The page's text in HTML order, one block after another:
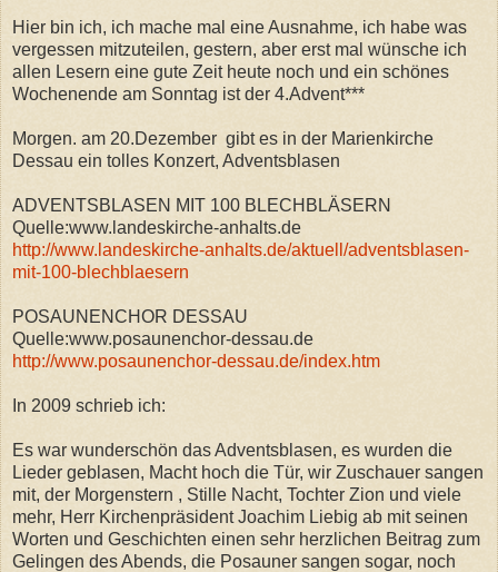
Hier bin ich, ich mache mal eine Ausnahme, ich habe was
vergessen mitzuteilen, gestern, aber erst mal wünsche ich
allen Lesern eine gute Zeit heute noch und ein schönes
Wochenende am Sonntag ist der 4.Advent***
Morgen. am 20.Dezember gibt es in der Marienkirche
Dessau ein tolles Konzert, Adventsblasen
ADVENTSBLASEN MIT 100 BLECHBLÄSERN
Quelle:www.landeskirche-anhalts.de
http://www.landeskirche-anhalts.de/aktuell/adventsblasen-
mit-100-blechblaesern
POSAUNENCHOR DESSAU
Quelle:www.posaunenchor-dessau.de
http://www.posaunenchor-dessau.de/index.htm
In 2009 schrieb ich:
Es war wunderschön das Adventsblasen, es wurden die
Lieder geblasen, Macht hoch die Tür, wir Zuschauer sangen
mit, der Morgenstern , Stille Nacht, Tochter Zion und viele
mehr, Herr Kirchenpräsident Joachim Liebig ab mit seinen
Worten und Geschichten einen sehr herzlichen Beitrag zum
Gelingen des Abends, die Posauner sangen sogar, noch